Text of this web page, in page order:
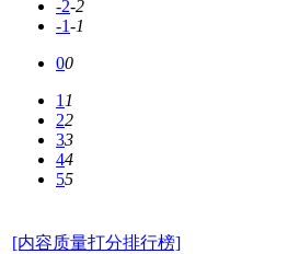
-2-2
-1-1
00
11
22
33
44
55
[内容质量打分排行榜]